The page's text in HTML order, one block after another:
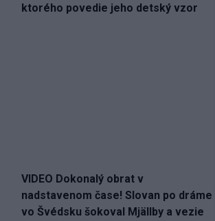
ktorého povedie jeho detský vzor
VIDEO Dokonalý obrat v
nadstavenom čase! Slovan po dráme
vo Švédsku šokoval Mjällby a vezie